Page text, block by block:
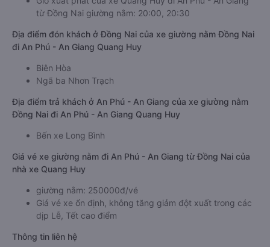
Giờ xuất phát xe giường nằm Đồng Nai An Phú - An Giang
Giờ xuất phát của xe Quang Huy đi An Phú - An Giang
Địa điểm đón khách ở Đồng Nai của xe giường nằm Đồng Nai
Biên Hòa
Đồng Nai đi An Phú - An Giang Quang Huy
Giá vé xe giường nằm đi An Phú - An Giang từ Đồng Nai của
nhà xe Quang Huy
giường nằm: 250000đ/vé